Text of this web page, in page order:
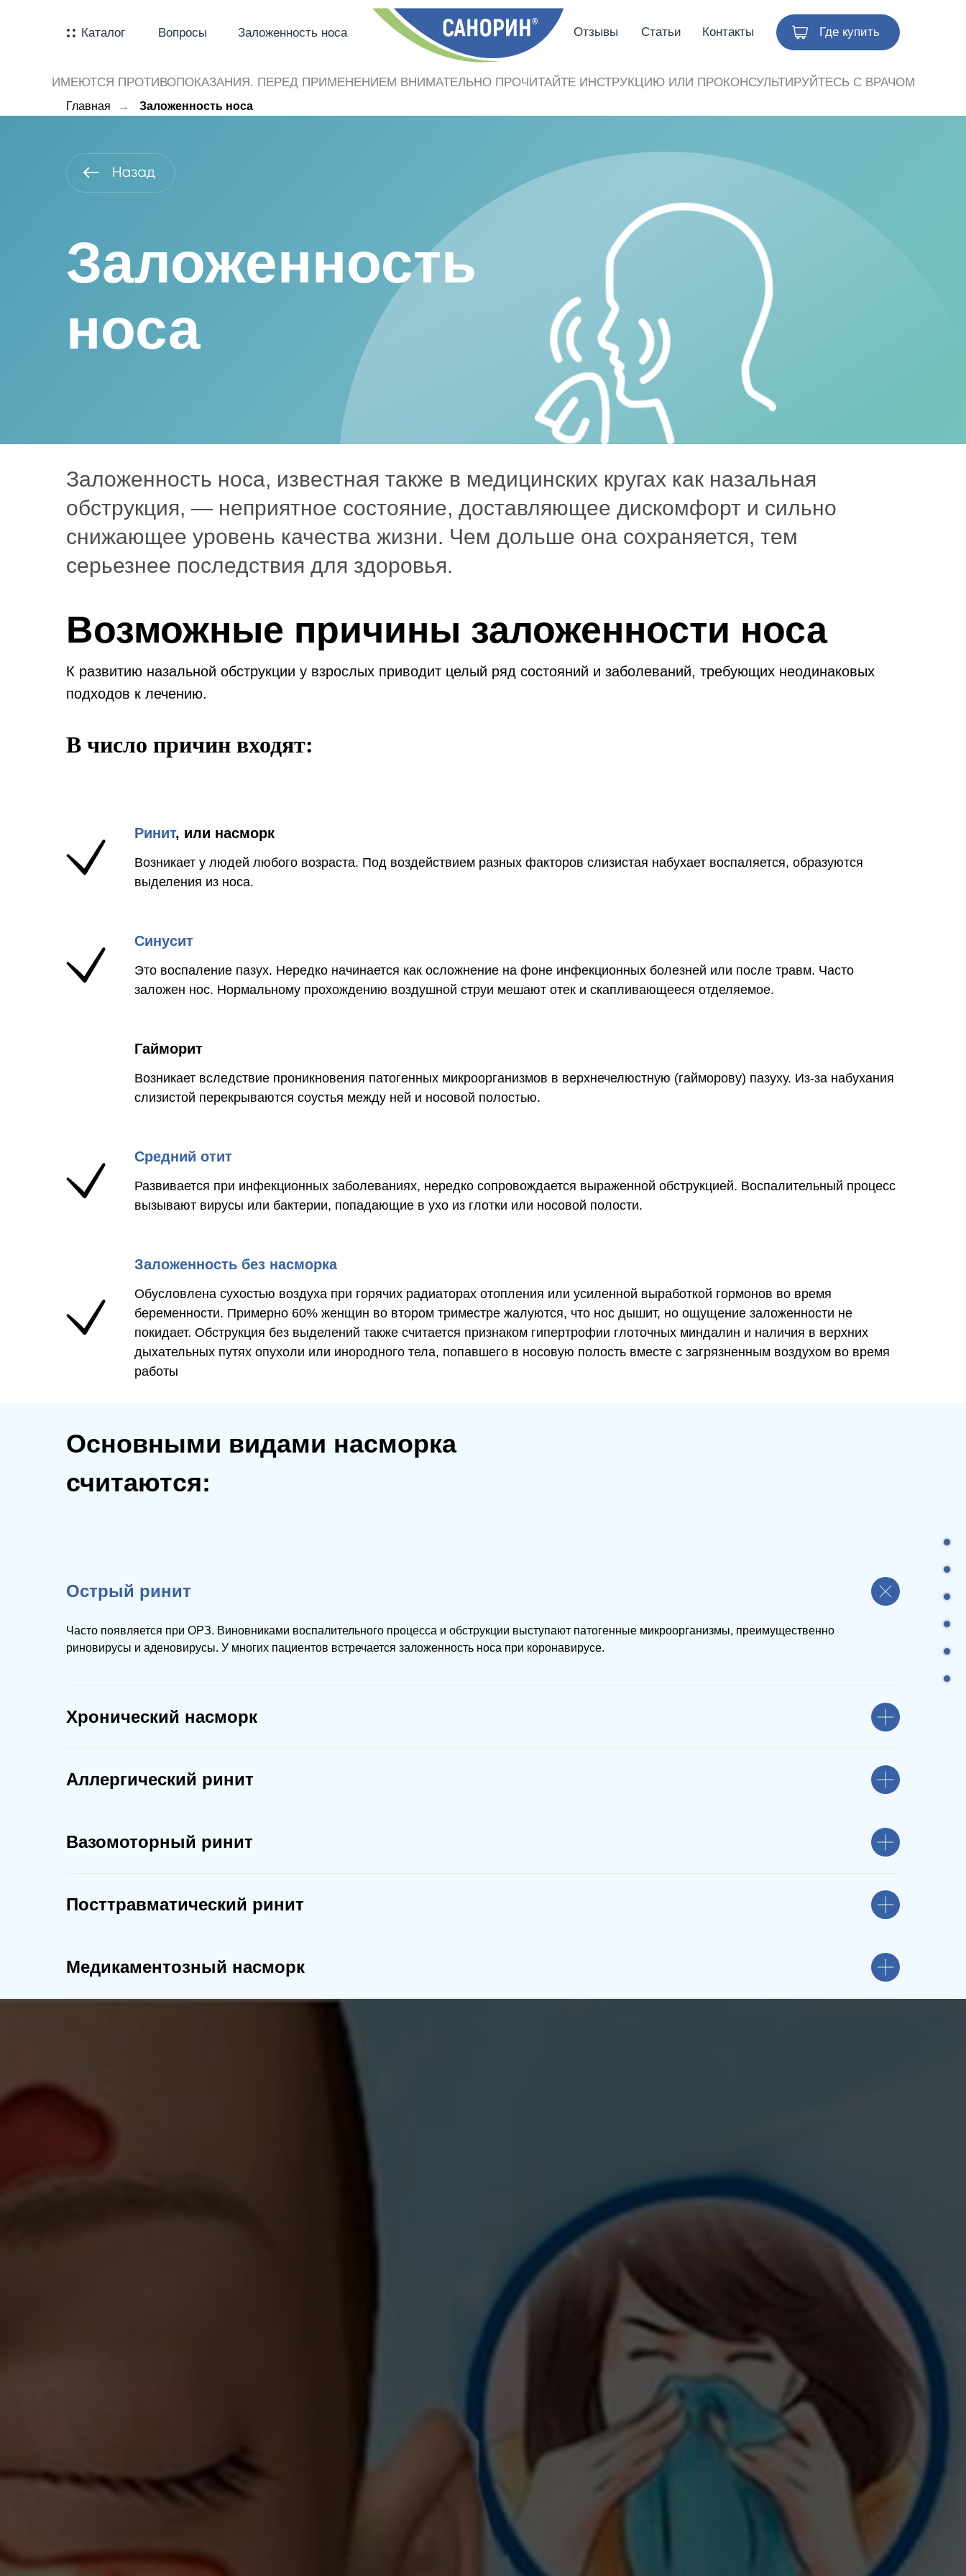
Вопросы Заложенность носа Контакты Где купить
Статьи
Отзывы
Каталог
ИМЕЮТСЯ ПРОТИВОПОКАЗАНИЯ. ПЕРЕД ПРИМЕНЕНИЕМ ВНИМАТЕЛЬНО ПРОЧИТАЙТЕ ИНСТРУКЦИЮ ИЛИ ПРОКОНСУЛЬТИРУЙТЕСЬ С ВРАЧОМ
Главная → Заложенность носа
Заложенность
носа
Заложенность носа, известная также в медицинских кругах как назальная
обструкция, — неприятное состояние, доставляющее дискомфорт и сильно
снижающее уровень качества жизни. Чем дольше она сохраняется, тем
серьезнее последствия для здоровья.
Возможные причины заложенности носа
К развитию назальной обструкции у взрослых приводит целый ряд состояний и заболеваний, требующих неодинаковых
подходов к лечению.
В число причин входят:
Ринит, или насморк
Возникает у людей любого возраста. Под воздействием разных факторов слизистая набухает воспаляется, образуются
выделения из носа.
Синусит
Это воспаление пазух. Нередко начинается как осложнение на фоне инфекционных болезней или после травм. Часто
заложен нос. Нормальному прохождению воздушной струи мешают отек и скапливающееся отделяемое.
Гайморит
Возникает вследствие проникновения патогенных микроорганизмов в верхнечелюстную (гайморову) пазуху. Из-за набухания
слизистой перекрываются соустья между ней и носовой полостью.
Средний отит
Развивается при инфекционных заболеваниях, нередко сопровождается выраженной обструкцией. Воспалительный процесс
вызывают вирусы или бактерии, попадающие в ухо из глотки или носовой полости.
Заложенность без насморка
Обусловлена сухостью воздуха при горячих радиаторах отопления или усиленной выработкой гормонов во время
беременности. Примерно 60% женщин во втором триместре жалуются, что нос дышит, но ощущение заложенности не
покидает. Обструкция без выделений также считается признаком гипертрофии глоточных миндалин и наличия в верхних
дыхательных путях опухоли или инородного тела, попавшего в носовую полость вместе с загрязненным воздухом во время
работы
Основными видами насморка
считаются:
Острый ринит
Часто появляется при ОРЗ. Виновниками воспалительного процесса и обструкции выступают патогенные микроорганизмы, преимущественно
риновирусы и аденовирусы. У многих пациентов встречается заложенность носа при коронавирусе.
Хронический насморк
Аллергический ринит
Вазомоторный ринит
Посттравматический ринит
Медикаментозный насморк